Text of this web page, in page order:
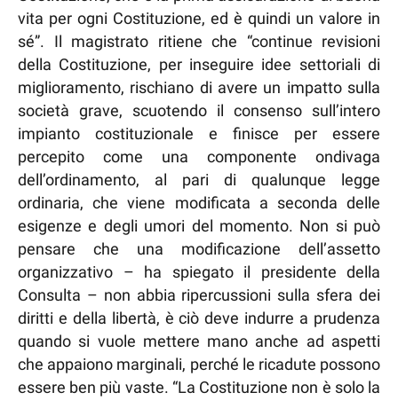
vita per ogni Costituzione, ed è quindi un valore in
sé”. Il magistrato ritiene che “continue revisioni
della Costituzione, per inseguire idee settoriali di
miglioramento, rischiano di avere un impatto sulla
società grave, scuotendo il consenso sull’intero
impianto costituzionale e finisce per essere
percepito come una componente ondivaga
dell’ordinamento, al pari di qualunque legge
ordinaria, che viene modificata a seconda delle
esigenze e degli umori del momento. Non si può
pensare che una modificazione dell’assetto
organizzativo – ha spiegato il presidente della
Consulta – non abbia ripercussioni sulla sfera dei
diritti e della libertà, è ciò deve indurre a prudenza
quando si vuole mettere mano anche ad aspetti
che appaiono marginali, perché le ricadute possono
essere ben più vaste. “La Costituzione non è solo la